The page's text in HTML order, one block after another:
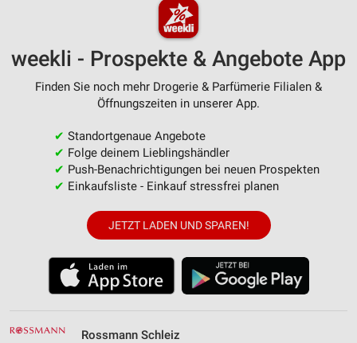
weekli - Prospekte & Angebote App
Finden Sie noch mehr Drogerie & Parfümerie Filialen &
Öffnungszeiten in unserer App.
✔ Standortgenaue Angebote
✔ Folge deinem Lieblingshändler
✔ Push-Benachrichtigungen bei neuen Prospekten
✔ Einkaufsliste - Einkauf stressfrei planen
JETZT LADEN UND SPAREN!
Rossmann Schleiz